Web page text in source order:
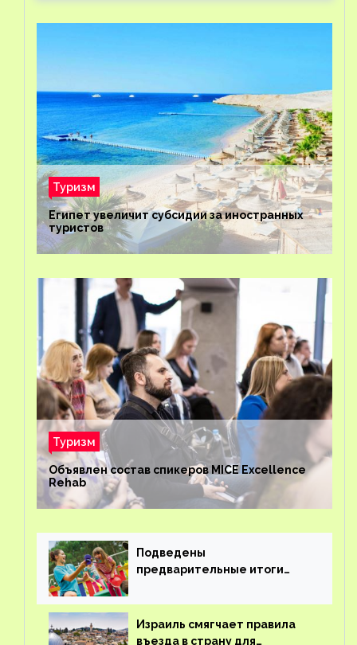
Туризм
Египет увеличит субсидии за иностранных
туристов
Туризм
Объявлен состав спикеров MICE Excellence
Rehab
Подведены
предварительные итоги
Израиль смягчает правила
въезда в страну для